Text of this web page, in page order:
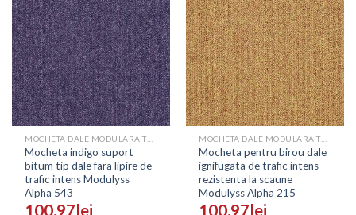
Adaugă
în
Wishlist
MOCHETA DALE MODULARA TRAFIC INTENS PENTRU BIROURI - PRETURI
Mocheta indigo suport
bitum tip dale fara lipire de
trafic intens Modulyss
Alpha 543
100,97lei
Adaugă
în
Wishlist
MOCHETA DALE MODULARA TRAFIC INTENS PENTRU BIROURI - PRETURI
Mocheta pentru birou dale
ignifugata de trafic intens
rezistenta la scaune
Modulyss Alpha 215
100,97lei